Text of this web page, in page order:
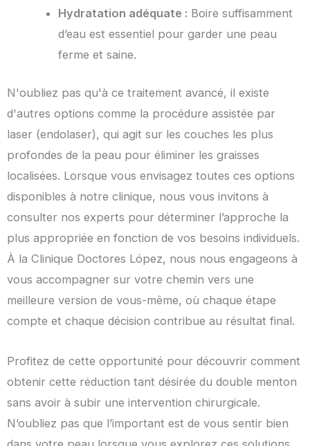
Hydratation adéquate : Boire suffisamment
d’eau est essentiel pour garder une peau
ferme et saine.
N'oubliez pas qu'à ce traitement avancé, il existe
d'autres options comme la procédure assistée par
laser (endolaser), qui agit sur les couches les plus
profondes de la peau pour éliminer les graisses
localisées. Lorsque vous envisagez toutes ces options
disponibles à notre clinique, nous vous invitons à
consulter nos experts pour déterminer l’approche la
plus appropriée en fonction de vos besoins individuels.
À la Clinique Doctores López, nous nous engageons à
vous accompagner sur votre chemin vers une
meilleure version de vous-même, où chaque étape
compte et chaque décision contribue au résultat final.
Profitez de cette opportunité pour découvrir comment
obtenir cette réduction tant désirée du double menton
sans avoir à subir une intervention chirurgicale.
N’oubliez pas que l’important est de vous sentir bien